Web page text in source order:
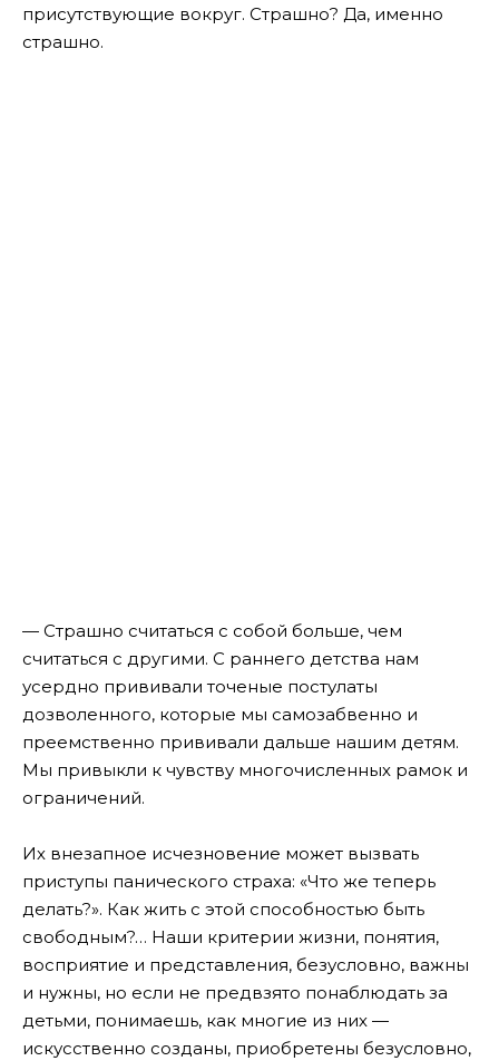
присутствующие вокруг. Страшно? Да, именно
страшно.
— Страшно считаться с собой больше, чем
считаться с другими. С раннего детства нам
усердно прививали точеные постулаты
дозволенного, которые мы самозабвенно и
преемственно прививали дальше нашим детям.
Мы привыкли к чувству многочисленных рамок и
ограничений.
Их внезапное исчезновение может вызвать
приступы панического страха: «Что же теперь
делать?». Как жить с этой способностью быть
свободным?… Наши критерии жизни, понятия,
восприятие и представления, безусловно, важны
и нужны, но если не предвзято понаблюдать за
детьми, понимаешь, как многие из них —
искусственно созданы, приобретены безусловно,